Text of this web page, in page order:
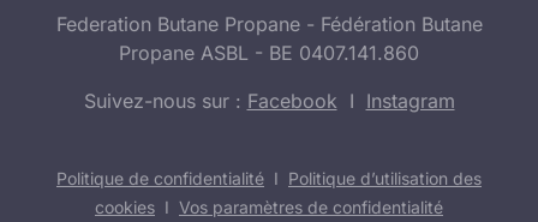
Federation Butane Propane - Fédération Butane
Propane ASBL - BE 0407.141.860
Suivez-nous sur : Facebook I Instagram
Politique de confidentialité I Politique d’utilisation des
cookies I Vos paramètres de confidentialité